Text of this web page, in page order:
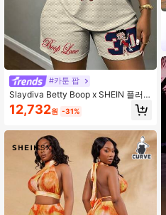
#카툰 팝
Slaydiva Betty Boop x SHEIN 플러
스 사이즈 여성용 카툰 스트라이프 프
린트 반팔 티셔츠 및 캐주얼 반바지 2
12,732원 -31%